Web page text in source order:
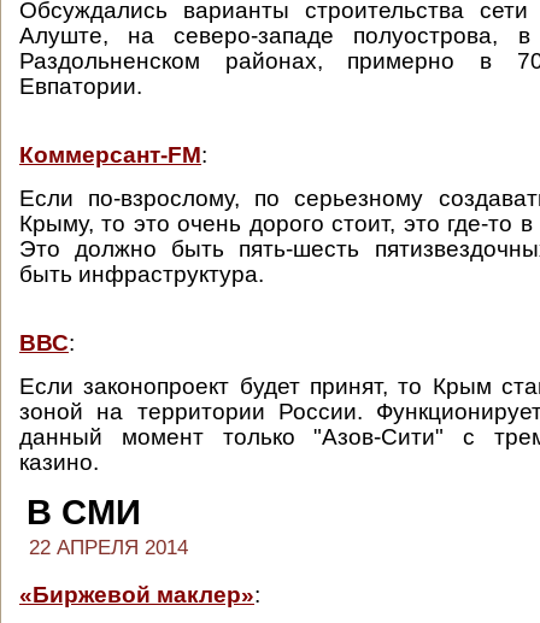
Обсуждались варианты строительства
Алуште, на северо-западе полуострова,
Раздольненском районах, примерно в
Евпатории.
Коммерсант-FM:
Если по-взрослому, по серьезному
Крыму, то это очень дорого стоит, это где-то
Это должно быть пять-шесть
быть инфраструктура.
ВВС:
Если законопроект будет принят, то Крым
зоной на территории России.
данный момент только "Азов-Сити" с
казино.
В СМИ
22 АПРЕЛЯ 2014
«Биржевой маклер»: